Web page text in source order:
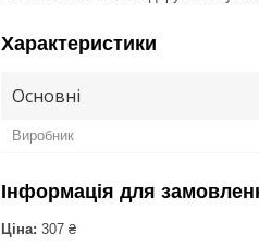
Характеристики
Основні
Виробник
Інформація для
Ціна: 307 ₴